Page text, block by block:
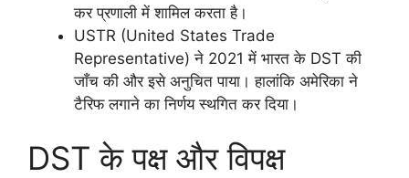
कर प्रणाली में शामिल करता है।
USTR (United States Trade
Representative) ने 2021 में भारत के DST की
जाँच की और इसे अनुचित पाया। हालांकि अमेरिका ने
टैरिफ लगाने का निर्णय स्थगित कर दिया।
DST के पक्ष और विपक्ष